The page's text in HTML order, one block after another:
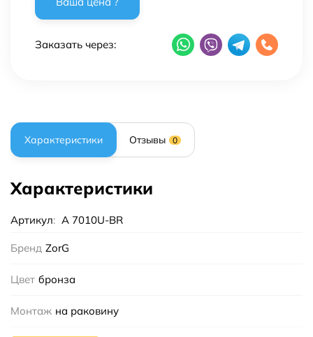
Заказать через:
Характеристики Отзывы 0
Характеристики
Артикул: A 7010U-BR
Бренд ZorG
Цвет бронза
Монтаж на раковину